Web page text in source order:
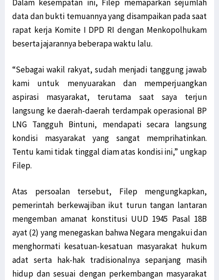
Dalam kesempatan ini, Filep memaparkan sejumlah
data dan bukti temuannya yang disampaikan pada saat
rapat kerja Komite I DPD RI dengan Menkopolhukam
beserta jajarannya beberapa waktu lalu.
“Sebagai wakil rakyat, sudah menjadi tanggung jawab
kami untuk menyuarakan dan memperjuangkan
aspirasi masyarakat, terutama saat saya terjun
langsung ke daerah-daerah terdampak operasional BP
LNG Tangguh Bintuni, mendapati secara langsung
kondisi masyarakat yang sangat memprihatinkan.
Tentu kami tidak tinggal diam atas kondisi ini,” ungkap
Filep.
Atas persoalan tersebut, Filep mengungkapkan,
pemerintah berkewajiban ikut turun tangan lantaran
mengemban amanat konstitusi UUD 1945 Pasal 18B
ayat (2) yang menegaskan bahwa Negara mengakui dan
menghormati kesatuan-kesatuan masyarakat hukum
adat serta hak-hak tradisionalnya sepanjang masih
hidup dan sesuai dengan perkembangan masyarakat